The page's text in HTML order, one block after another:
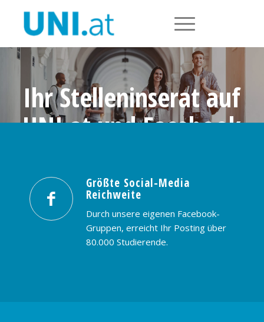
Ihr Stelleninserat auf
UNI.at und Facebook
PREISE & BUCHUNG KONTAKT
Größte Social-Media
Reichweite
Durch unsere eigenen Facebook-
Gruppen, erreicht Ihr Posting über
80.000 Studierende.